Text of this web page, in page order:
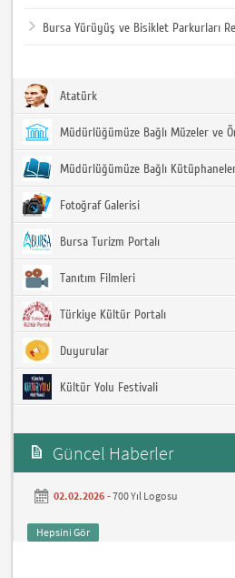
Bursa Yürüyüş ve Bisiklet Parkurları
Atatürk
Müdürlüğümüze Bağlı Müzeler ve
Müdürlüğümüze Bağlı
Fotoğraf Galerisi
Bursa Turizm Portalı
Tanıtım Filmleri
Türkiye Kültür Portalı
Duyurular
Kültür Yolu Festivali
Güncel Haberler
02.02.2026 -700 Yıl Logosu
Hepsini Gör